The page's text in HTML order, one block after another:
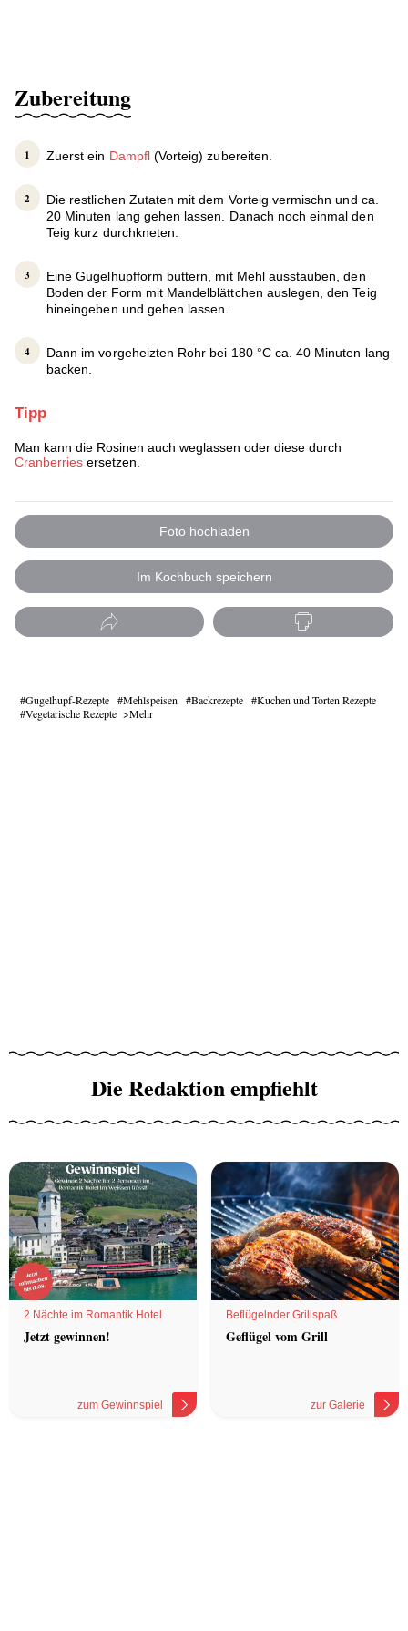
Zubereitung
Zuerst ein Dampfl(Vorteig) zubereiten.
Die restlichen Zutaten mit dem Vorteig vermischn und ca.
20 Minuten lang gehen lassen. Danach noch einmal den
Teig kurz durchkneten.
Eine Gugelhupfform buttern, mit Mehl ausstauben, den
Boden der Form mit Mandelblättchen auslegen, den Teig
hineingeben und gehen lassen.
Dann im vorgeheizten Rohr bei 180 °C ca. 40 Minuten lang
backen.
Tipp
Man kann die Rosinen auch weglassen oder diese durch
Cranberries ersetzen.
Foto hochladen
Im Kochbuch speichern
Gugelhupf-Rezepte Mehlspeisen Backrezepte
Kuchen und Torten Rezepte
Vegetarische Rezepte
Mehr
Die Redaktion empfiehlt
2 Nächte im Romantik Hotel
Jetzt gewinnen!
zum Gewinnspiel
Beflügelnder Grillspaß
Geflügel vom Grill
zur Galerie